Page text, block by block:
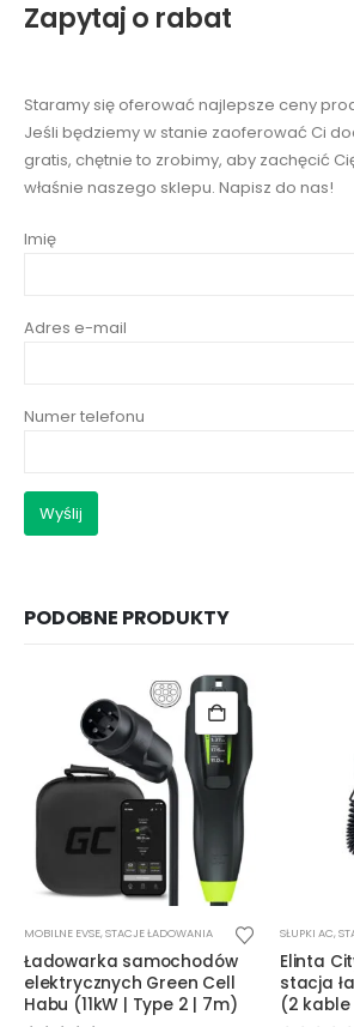
Zapytaj o rabat
Staramy się oferować najlepsze ceny
Jeśli będziemy w stanie zaoferować Ci
gratis, chętnie to zrobimy, aby zachęcić
właśnie naszego sklepu. Napisz do nas!
Imię
Adres e-mail
Numer telefonu
PODOBNE PRODUKTY
MOBILNE EVSE,STACJE ŁADOWANIA
Ładowarka samochodów
elektrycznych Green Cell
Habu (11kW | Type 2 | 7m)
SŁUPKI AC,
Elinta
stacja
(2 kable